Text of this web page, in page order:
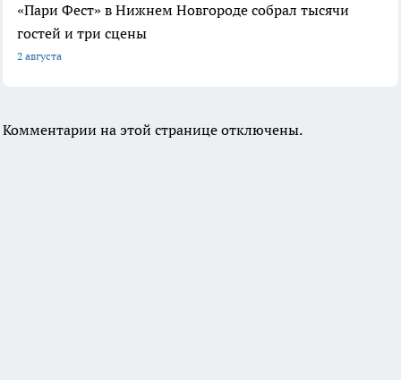
«Пари Фест» в Нижнем Новгороде собрал тысячи
гостей и три сцены
2 августа
Комментарии на этой странице отключены.